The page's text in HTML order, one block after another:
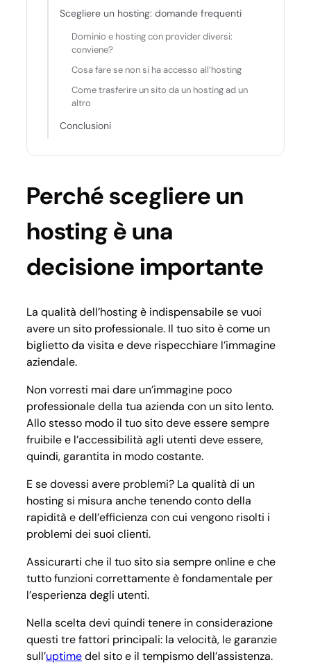
Scegliere un hosting: domande frequenti
Dominio e hosting con provider diversi:
conviene?
Cosa fare se non si ha accesso all’hosting
Come trasferire un sito da un hosting ad un
altro
Conclusioni
Perché scegliere un
hosting è una
decisione importante
La qualità dell’hosting è indispensabile se vuoi
avere un sito professionale. Il tuo sito è come un
biglietto da visita e deve rispecchiare l’immagine
aziendale.
Non vorresti mai dare un’immagine poco
professionale della tua azienda con un sito lento.
Allo stesso modo il tuo sito deve essere sempre
fruibile e l’accessibilità agli utenti deve essere,
quindi, garantita in modo costante.
E se dovessi avere problemi? La qualità di un
hosting si misura anche tenendo conto della
rapidità e dell’efficienza con cui vengono risolti i
problemi dei suoi clienti.
Assicurarti che il tuo sito sia sempre online e che
tutto funzioni correttamente è fondamentale per
l’esperienza degli utenti.
Nella scelta devi quindi tenere in considerazione
questi tre fattori principali: la velocità, le garanzie
sull’uptimedel sito e il tempismo dell’assistenza.